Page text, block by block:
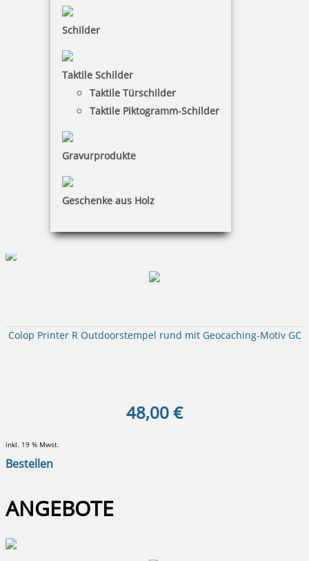
Schilder
Taktile Schilder
Taktile Türschilder
Taktile Piktogramm-Schilder
Gravurprodukte
Geschenke aus Holz
Colop Pocket 30 Stempel für Taxifahrer zum Mitnehmen
21,85 €
Bestellen
Colop Printer R Outdoorstempel rund mit Geocaching-Motiv GC
48,00 €
inkl. 19 % Mwst.
Bestellen
ANGEBOTE